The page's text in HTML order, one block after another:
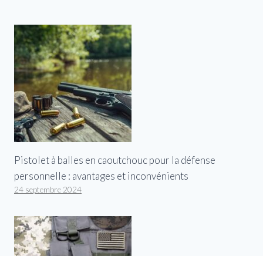
Pistolet à balles en caoutchouc pour la défense
personnelle : avantages et inconvénients
24 septembre 2024